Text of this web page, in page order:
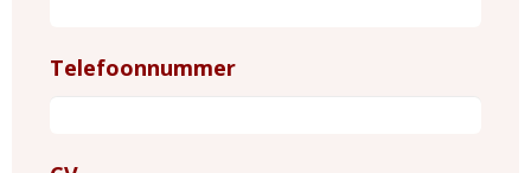
Telefoonnummer